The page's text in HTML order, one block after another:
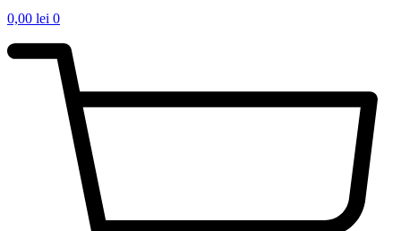
0,00 lei 0